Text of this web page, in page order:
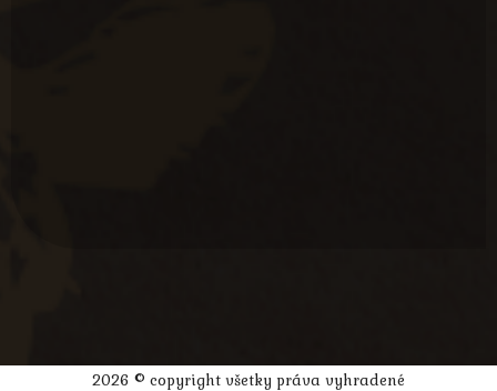
2026 © copyright všetky práva vyhradené